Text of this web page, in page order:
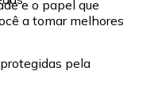
e o papel que
a tomar melhores
pela